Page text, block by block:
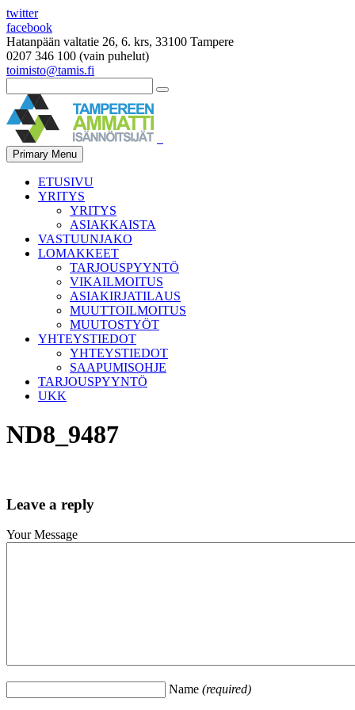
twitter
facebook
Hatanpään valtatie 26, 6. krs, 33100 Tampere
0207 346 100 (vain puhelut)
toimisto@tamis.fi
Primary Menu
ETUSIVU
YRITYS
YRITYS
ASIAKKAISTA
VASTUUNJAKO
LOMAKKEET
TARJOUSPYYNTÖ
VIKAILMOITUS
ASIAKIRJATILAUS
MUUTTOILMOITUS
MUUTOSTYÖT
YHTEYSTIEDOT
YHTEYSTIEDOT
SAAPUMISOHJE
TARJOUSPYYNTÖ
UKK
ND8_9487
Leave a reply
Your Message
Name (required)